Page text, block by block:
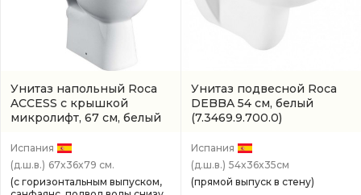
Унитаз напольный Roca
ACCESS с крышкой
микролифт, 67 см, белый
Испания
(д.ш.в.) 67x36x79 см.
(с горизонтальным выпуском,
Унитаз подвесной Roca
DEBBA 54 см, белый
(7.3469.9.700.0)
Испания
(д.ш.в.) 54x36x35см
(прямой выпуск в стену)